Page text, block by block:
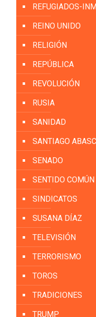
REFUGIADOS-
REINO UNIDO
RELIGIÓN
REPÚBLICA
REVOLUCIÓN
RUSIA
SANIDAD
SANTIAGO
SENADO
SENTIDO COMÚN
SINDICATOS
SUSANA DÍAZ
TELEVISIÓN
TERRORISMO
TOROS
TRADICIONES
TRUMP